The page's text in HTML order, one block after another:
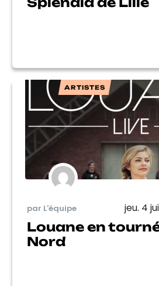
ARTISTES
par L'équipe jeu. 4
Louane en
Nord